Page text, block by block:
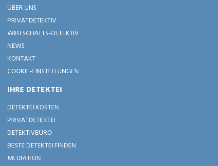
ÜBER UNS
PRIVATDETEKTIV
WIRTSCHAFTS-DETEKTIV
NEWS
KONTAKT
COOKIE-EINSTELLUNGEN
IHRE DETEKTEI
DETEKTEI KOSTEN
PRIVATDETEKTEI
DETEKTIVBÜRO
BESTE DETEKTEI FINDEN
MEDIATION